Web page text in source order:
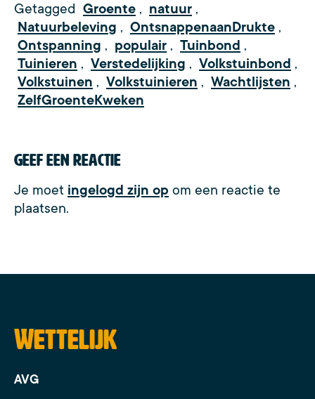
Getagged Groente , natuur ,
Natuurbeleving , OntsnappenaanDrukte ,
Ontspanning , populair , Tuinbond ,
Tuinieren , Verstedelijking , Volkstuinbond ,
Volkstuinen , Volkstuinieren , Wachtlijsten ,
ZelfGroenteKweken
Geef een reactie
Je moet ingelogd zijn op om een reactie te
plaatsen.
Wettelijk
AVG